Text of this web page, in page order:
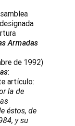
Armadas
de 1992)
:
artículo:
la de
éstos, de
y su